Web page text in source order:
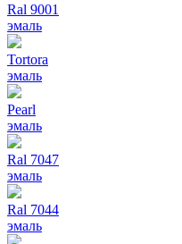
Ral 9001
эмаль
Tortora
эмаль
Pearl
эмаль
Ral 7047
эмаль
Ral 7044
эмаль